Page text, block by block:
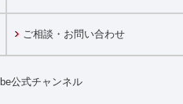
ご相談・お問い合わせ
公式チャンネル